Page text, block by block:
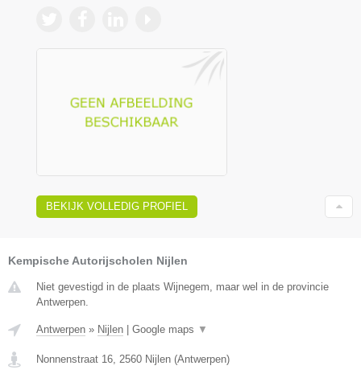
BEKIJK VOLLEDIG PROFIEL
Kempische Autorijscholen Nijlen
Niet gevestigd in de plaats Wijnegem, maar wel in de provincie
Antwerpen.
Antwerpen » Nijlen Google maps ▼
Nonnenstraat 16, 2560 Nijlen (Antwerpen)